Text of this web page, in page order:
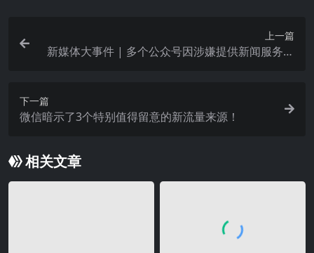
上一篇
新媒体大事件 | 多个公众号因涉嫌提供新闻服务被
下一篇
微信暗示了3个特别值得留意的新流量来源！
相关文章